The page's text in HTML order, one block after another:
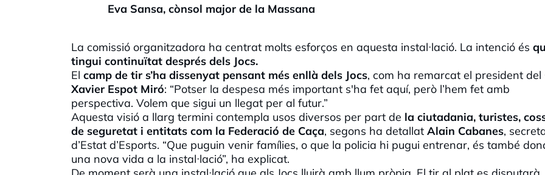
Eva Sansa, cònsol major de la Massana
La comissió organitzadora ha centrat molts esforços en aquesta instal·lació. La intenció és
tingui continuïtat després dels Jocs.
El camp de tir s’ha dissenyat pensant més enllà dels Jocs, com ha remarcat el president del
Xavier Espot Miró: “Potser la despesa més important s'ha fet aquí, però l’hem fet amb
perspectiva. Volem que sigui un llegat per al futur.”
Aquesta visió a llarg termini contempla usos diversos per part de la ciutadania, turistes,
de seguretat i entitats com la Federació de Caça, segons ha detallat Alain Cabanes,
d’Estat d’Esports. “Que puguin venir famílies, o que la policia hi pugui entrenar, és també
una nova vida a la instal·lació”, ha explicat.